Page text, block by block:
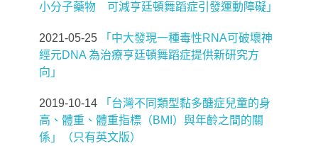
其他罕有病資訊
聯絡我們
分享
書籍
連結
捐款
捐款用途
捐助者鳴謝
媒體
圖片集
小分子藥物 可減亨廷頓舞蹈症引發運動障礙」
2021-05-25
「中大發現一種毒性RNA可破壞神
經元DNA 為治療亨廷頓舞蹈症提供新研究方
向」
2019-10-14
「台灣不同類型黏多醣症兒童的身
高、體重、體重指標（BMI）與年齡之間的關
係」（只有英文版）